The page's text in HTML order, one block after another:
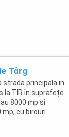
Târg
strada principala in
la TIR în suprafețe
8000 mp si
cu birouri